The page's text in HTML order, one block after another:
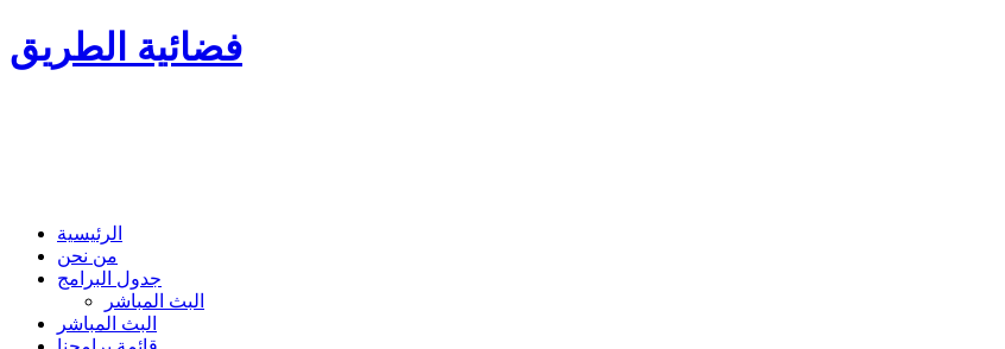
فضائية الطريق
الرئيسية
من نحن
جدول البرامج
البث المباشر
البث المباشر